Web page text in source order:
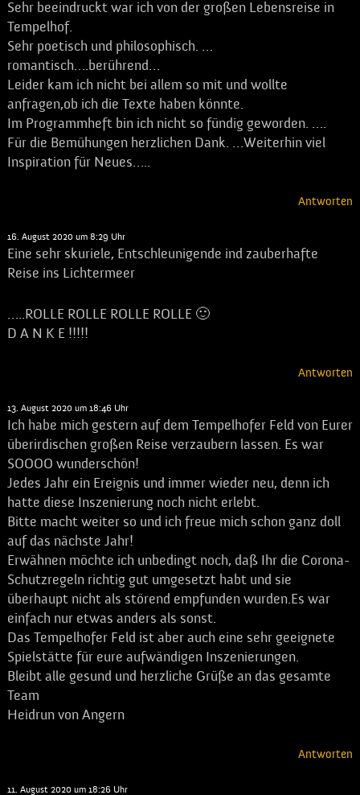
Sehr beeindruckt war ich von der großen Lebensreise in
Tempelhof.
Sehr poetisch und philosophisch. …
romantisch….berührend…
Leider kam ich nicht bei allem so mit und wollte
anfragen,ob ich die Texte haben könnte.
Im Programmheft bin ich nicht so fündig geworden. ….
Für die Bemühungen herzlichen Dank. …Weiterhin viel
Inspiration für Neues…..
Antworten
16. August 2020 um 8:29 Uhr
Eine sehr skuriele, Entschleunigende ind zauberhafte
Reise ins Lichtermeer
…..ROLLE ROLLE ROLLE ROLLE 🙂
D A N K E !!!!!
Antworten
13. August 2020 um 18:46 Uhr
Ich habe mich gestern auf dem Tempelhofer Feld von Eurer
überirdischen großen Reise verzaubern lassen. Es war
SOOOO wunderschön!
Jedes Jahr ein Ereignis und immer wieder neu, denn ich
hatte diese Inszenierung noch nicht erlebt.
Bitte macht weiter so und ich freue mich schon ganz doll
auf das nächste Jahr!
Erwähnen möchte ich unbedingt noch, daß Ihr die Corona-
Schutzregeln richtig gut umgesetzt habt und sie
überhaupt nicht als störend empfunden wurden.Es war
einfach nur etwas anders als sonst.
Das Tempelhofer Feld ist aber auch eine sehr geeignete
Spielstätte für eure aufwändigen Inszenierungen.
Bleibt alle gesund und herzliche Grüße an das gesamte
Team
Heidrun von Angern
Antworten
11. August 2020 um 18:26 Uhr